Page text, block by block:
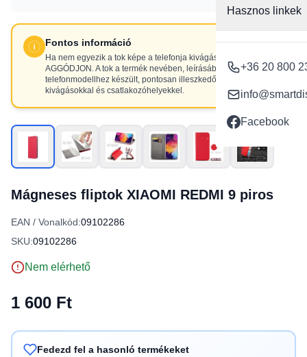
Hasznos linkek
+36 20 800
Facebook
Fontos információ
Ha nem egyezik a tok képe a telefonja kivágásaival, NE
AGGÓDJON. A tok a termék nevében, leírásában szereplő
telefonmodellhez készült, pontosan illeszkedő
kivágásokkal és csatlakozóhelyekkel.
Mágneses fliptok XIAOMI REDMI 9 piros
EAN / Vonalkód:09102286
SKU:09102286
Nem elérhető
1 600 Ft
Fedezd fel a hasonló termékeket